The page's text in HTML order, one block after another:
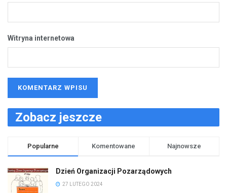
Witryna internetowa
Zobacz jeszcze
Popularne Komentowane Najnowsze
Dzień Organizacji Pozarządowych
27 LUTEGO 2024